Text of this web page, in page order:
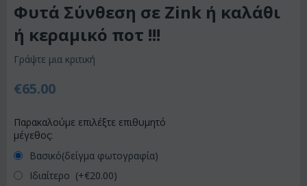
Φυτά Σύνθεση σε Zink ή καλάθι
ή κεραμικό ποτ !!!
Γράψτε μια κριτική
€65.00
Παρακαλούμε επιλέξτε επιθυμητό
μέγεθος:
Βασικό(δείγμα φωτογραφία)
Ιδιαίτερο (+€20.00)